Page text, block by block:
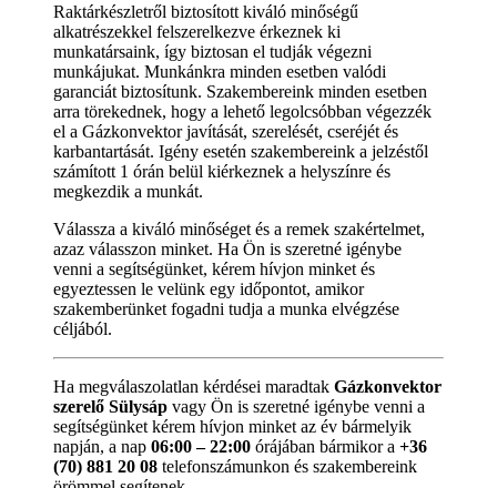
Raktárkészletről biztosított kiváló minőségű
alkatrészekkel felszerelkezve érkeznek ki
munkatársaink, így biztosan el tudják végezni
munkájukat. Munkánkra minden esetben valódi
garanciát biztosítunk. Szakembereink minden esetben
arra törekednek, hogy a lehető legolcsóbban végezzék
el a Gázkonvektor javítását, szerelését, cseréjét és
karbantartását. Igény esetén szakembereink a jelzéstől
számított 1 órán belül kiérkeznek a helyszínre és
megkezdik a munkát.
Válassza a kiváló minőséget és a remek szakértelmet,
azaz válasszon minket. Ha Ön is szeretné igénybe
venni a segítségünket, kérem hívjon minket és
egyeztessen le velünk egy időpontot, amikor
szakemberünket fogadni tudja a munka elvégzése
céljából.
Ha megválaszolatlan kérdései maradtak Gázkonvektor
szerelő Sülysáp vagy Ön is szeretné igénybe venni a
segítségünket kérem hívjon minket az év bármelyik
napján, a nap 06:00 – 22:00 órájában bármikor a +36
(70) 881 20 08 telefonszámunkon és szakembereink